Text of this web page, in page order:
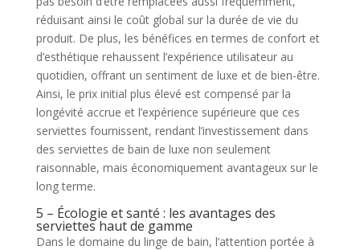
réduisant ainsi le coût global sur la durée de vie du
produit. De plus, les bénéfices en termes de confort et
d’esthétique rehaussent l’expérience utilisateur au
quotidien, offrant un sentiment de luxe et de bien-être.
Ainsi, le prix initial plus élevé est compensé par la
longévité accrue et l’expérience supérieure que ces
serviettes fournissent, rendant l’investissement dans
des serviettes de bain de luxe non seulement
raisonnable, mais économiquement avantageux sur le
long terme.
5 – Écologie et santé : les avantages des
serviettes haut de gamme
Dans le domaine du linge de bain, l’attention portée à